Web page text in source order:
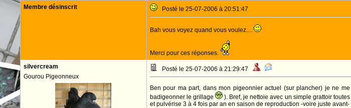
Membre désinscrit Posté le 25-07-2006 à 20:51:47
Bah vous voyez quand vous voulez....
Merci pour ces réponses.
silvercream
Gourou Pigeonneux
Posté le 25-07-2006 à 21:29:47
Ben pour ma part, dans mon pigeonnier actuel (sur plancher) je ne
badigeonner le grillage
). Bref, je nettoie avec un simple grattoir
et pulvérise 3 à 4 fois par an en saison de reproduction -voire juste